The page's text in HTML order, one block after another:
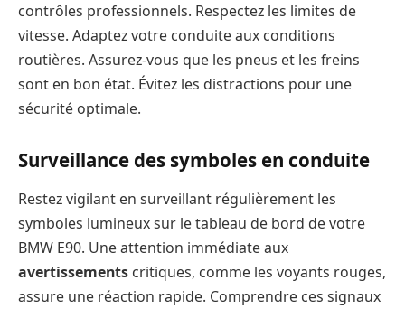
contrôles professionnels. Respectez les limites de
vitesse. Adaptez votre conduite aux conditions
routières. Assurez-vous que les pneus et les freins
sont en bon état. Évitez les distractions pour une
sécurité optimale.
Surveillance des symboles en conduite
Restez vigilant en surveillant régulièrement les
symboles lumineux sur le tableau de bord de votre
BMW E90. Une attention immédiate aux
avertissements critiques, comme les voyants rouges,
assure une réaction rapide. Comprendre ces signaux